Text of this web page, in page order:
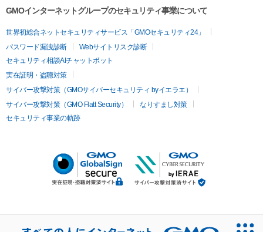
GMOインターネットグループのセキュリティ事業について
世界初総合ネットセキュリティサービス「GMOセキュリティ24」
パスワード漏洩診断
Webサイトリスク診断
セキュリティ相談AIチャットボット
実在証明・盗聴対策
サイバー攻撃対策（GMOサイバーセキュリティ byイエラエ）
サイバー攻撃対策（GMO Flatt Security）
なりすまし対策
セキュリティ事業の軌跡